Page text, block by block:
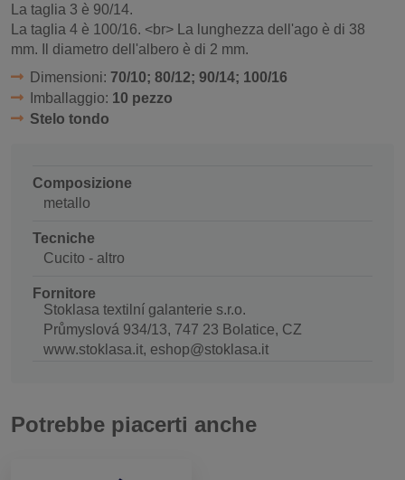
La taglia 3 è 90/14.
La taglia 4 è 100/16. <br> La lunghezza dell'ago è di 38
mm. Il diametro dell'albero è di 2 mm.
Dimensioni: 70/10; 80/12; 90/14; 100/16
Imballaggio: 10 pezzo
Stelo tondo
Composizione
metallo
Tecniche
Cucito - altro
Fornitore
Stoklasa textilní galanterie s.r.o.
Průmyslová 934/13, 747 23 Bolatice, CZ
www.stoklasa.it, eshop@stoklasa.it
Potrebbe piacerti anche